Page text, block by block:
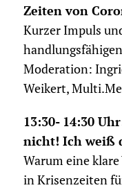
Zeiten von
Kurzer Impuls
Moderation:
Weikert,
13:30- 14:30
nicht! Ich weiß
Warum eine
in Krisenzeiten